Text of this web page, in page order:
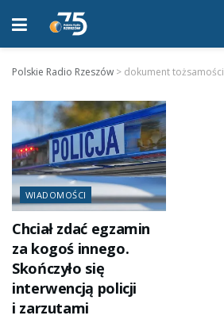
Polskie Radio Rzeszów > dokument tożsamości
WIADOMOŚCI
Chciał zdać egzamin
za kogoś innego.
Skończyło się
interwencją policji
i zarzutami